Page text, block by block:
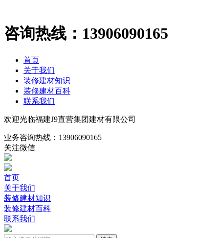
咨询热线： 13906090165
首页
关于我们
装修建材知识
装修建材百科
联系我们
欢迎光临福建J9直营集团建材有限公司
业务咨询热线： 13906090165
关注微信
首页
关于我们
装修建材知识
装修建材百科
联系我们